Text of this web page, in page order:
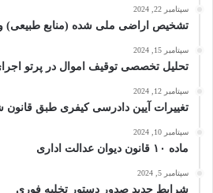
سپتامبر 22, 2024
تشخیص اراضی ملی شده (منابع طبیعی)
سپتامبر 15, 2024
تحلیل تخصصی توقیف اموال در پرتو
سپتامبر 12, 2024
تغییرات آیین دادرسی کیفری طبق
سپتامبر 10, 2024
ماده ۱۰ قانون دیوان عدالت اداری
سپتامبر 5, 2024
شرایط جدید صدور دستور تخلیه فوری